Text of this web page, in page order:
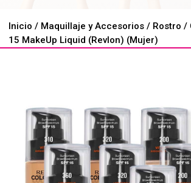
Inicio / Maquillaje y Accesorios / Rostro /
15 MakeUp Liquid (Revlon) (Mujer)